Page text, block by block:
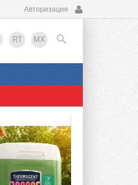
Авторизация
RT MX
EN